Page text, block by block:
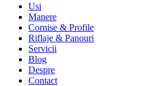
Usi
Manere
Cornise & Profile
Riflaje & Panouri
Servicii
Blog
Despre
Contact